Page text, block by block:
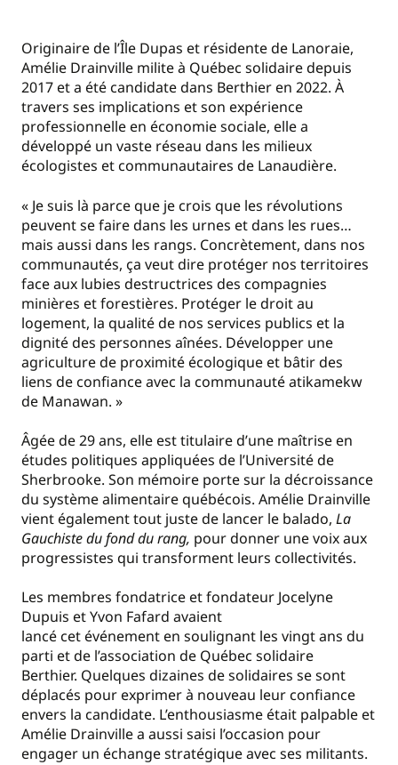
Originaire de l’Île Dupas et résidente de Lanoraie,
Amélie Drainville milite à Québec solidaire depuis
2017 et a été candidate dans Berthier en 2022. À
travers ses implications et son expérience
professionnelle en économie sociale, elle a
développé un vaste réseau dans les milieux
écologistes et communautaires de Lanaudière.
« Je suis là parce que je crois que les révolutions
peuvent se faire dans les urnes et dans les rues…
mais aussi dans les rangs. Concrètement, dans nos
communautés, ça veut dire protéger nos territoires
face aux lubies destructrices des compagnies
minières et forestières. Protéger le droit au
logement, la qualité de nos services publics et la
dignité des personnes aînées. Développer une
agriculture de proximité écologique et bâtir des
liens de confiance avec la communauté atikamekw
de Manawan. »
Âgée de 29 ans, elle est titulaire d’une maîtrise en
études politiques appliquées de l’Université de
Sherbrooke. Son mémoire porte sur la décroissance
du système alimentaire québécois. Amélie Drainville
vient également tout juste de lancer le balado, La
Gauchistedu fond du rang, pour donner une voix aux
progressistes qui transforment leurs collectivités.
Les membres fondatrice et fondateur Jocelyne
Dupuis et Yvon Fafard avaient
lancé cet événement en soulignant les vingt ans du
parti et de l’association de Québec solidaire
Berthier. Quelques dizaines de solidaires se sont
déplacés pour exprimer à nouveau leur confiance
envers la candidate. L’enthousiasme était palpable et
Amélie Drainville a aussi saisi l’occasion pour
engager un échange stratégique avec ses militants.